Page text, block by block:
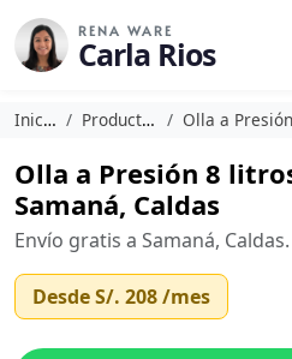
RENA WARE
Carla Rios
Inicio Productos Olla a Presión
Olla a Presión 8
Samaná, Caldas
Envío gratis a Samaná,
DesdeS/. 208/mes